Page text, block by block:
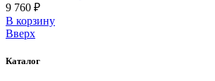
9 760 ₽
В корзинy
Вверх
Каталог